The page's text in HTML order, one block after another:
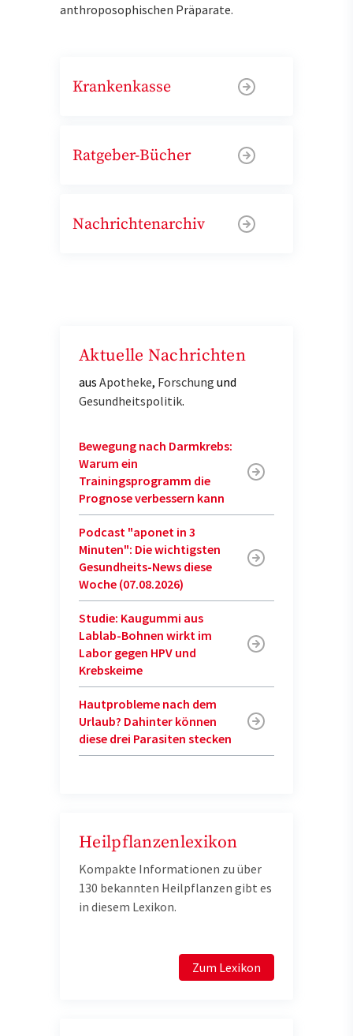
anthroposophischen Präparate.
Krankenkasse
Ratgeber-Bücher
Nachrichtenarchiv
Aktuelle Nachrichten
aus Apotheke, Forschung und
Gesundheitspolitik.
Bewegung nach Darmkrebs:
Warum ein
Trainingsprogramm die
Prognose verbessern kann
Podcast "aponet in 3
Minuten": Die wichtigsten
Gesundheits-News diese
Woche (07.08.2026)
Studie: Kaugummi aus
Lablab-Bohnen wirkt im
Labor gegen HPV und
Krebskeime
Hautprobleme nach dem
Urlaub? Dahinter können
diese drei Parasiten stecken
Heilpflanzenlexikon
Kompakte Informationen zu über
130 bekannten Heilpflanzen gibt es
in diesem Lexikon.
Zum Lexikon